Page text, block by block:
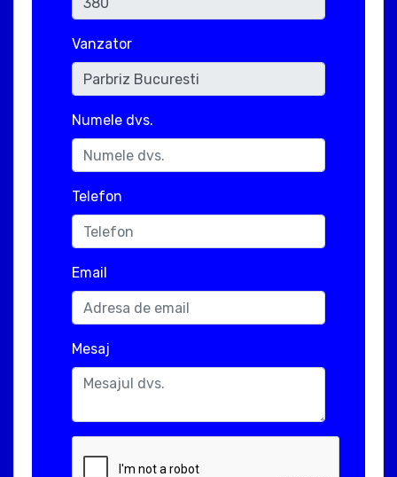
Vanzator
Numele dvs.
Telefon
Email
Mesaj